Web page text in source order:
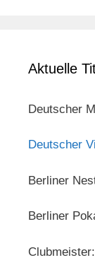
Aktuelle
Deutscher
Deutscher
Berliner
Berliner